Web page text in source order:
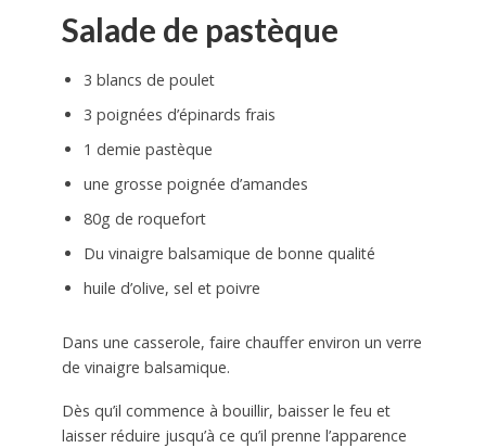
Salade de pastèque
3 blancs de poulet
3 poignées d’épinards frais
1 demie pastèque
une grosse poignée d’amandes
80g de roquefort
Du vinaigre balsamique de bonne qualité
huile d’olive, sel et poivre
Dans une casserole, faire chauffer environ un verre
de vinaigre balsamique.
Dès qu’il commence à bouillir, baisser le feu et
laisser réduire jusqu’à ce qu’il prenne l’apparence